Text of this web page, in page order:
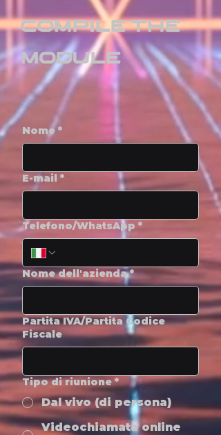
COMPILE THE
MODULE
Nome *
E-mail *
Telefono/WhatsApp *
Nome dell'azienda *
Partita IVA/Partita Codice
Fiscale
Tipo di riunione *
Dal vivo (di persona)
Videochiamata online